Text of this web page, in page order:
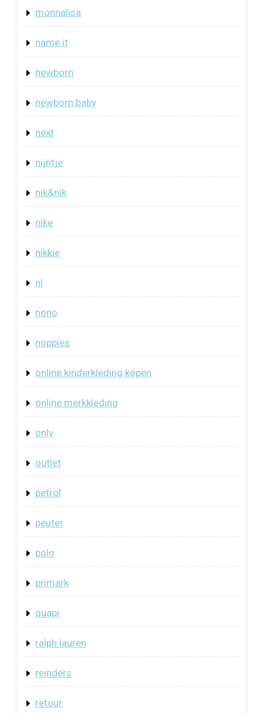
monnalisa
name it
newborn
newborn baby
next
nijntje
nik&nik
nike
nikkie
nl
nono
noppies
online kinderkleding kopen
online merkkleding
only
outlet
petrol
peuter
polo
primark
quapi
ralph lauren
reinders
retour